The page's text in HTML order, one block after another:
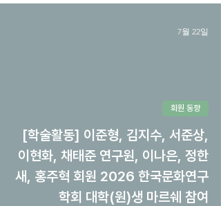
[학술활동] 이준형, 김지수, 서준상,
이현화, 채태준 연구원, 이나은, 정한
새, 홍주혁 회원 2026 한국문화연구
학회 대학(원)생 마르쉐 참여
회원 동향
7월 22일